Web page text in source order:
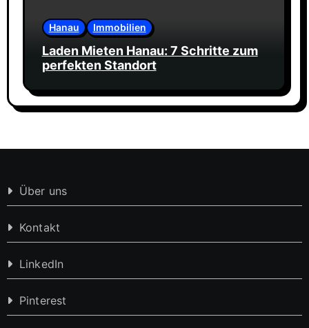
Hanau Immobilien
Laden Mieten Hanau: 7 Schritte zum
perfekten Standort
Über uns
Kontakt
LinkedIn
Pinterest